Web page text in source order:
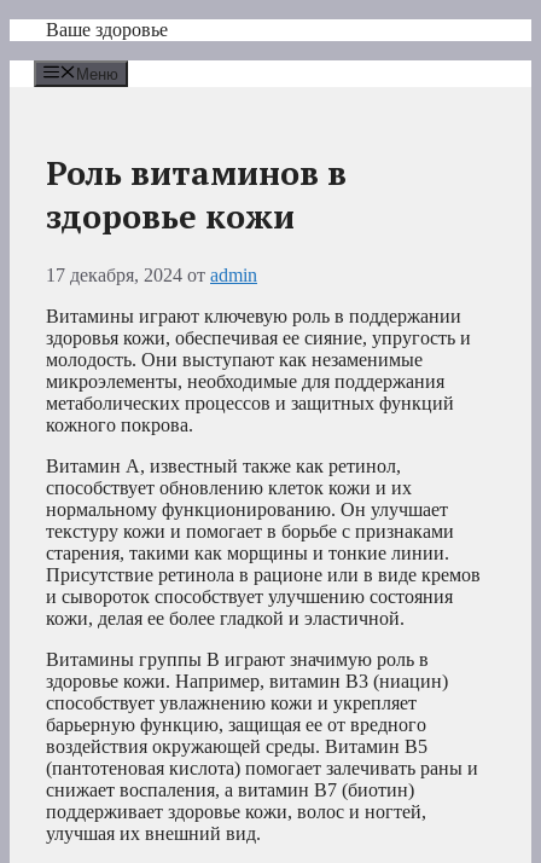
Перейти
содержимому
Ваше здоровье
Меню
Роль витаминов в
здоровье кожи
17 декабря, 2024 от admin
Витамины играют ключевую роль в поддержании
здоровья кожи, обеспечивая ее сияние, упругость и
молодость. Они выступают как незаменимые
микроэлементы, необходимые для поддержания
метаболических процессов и защитных функций
кожного покрова.
Витамин А, известный также как ретинол,
способствует обновлению клеток кожи и их
нормальному функционированию. Он улучшает
текстуру кожи и помогает в борьбе с признаками
старения, такими как морщины и тонкие линии.
Присутствие ретинола в рационе или в виде кремов
и сывороток способствует улучшению состояния
кожи, делая ее более гладкой и эластичной.
Витамины группы В играют значимую роль в
здоровье кожи. Например, витамин В3 (ниацин)
способствует увлажнению кожи и укрепляет
барьерную функцию, защищая ее от вредного
воздействия окружающей среды. Витамин В5
(пантотеновая кислота) помогает залечивать раны и
снижает воспаления, а витамин В7 (биотин)
поддерживает здоровье кожи, волос и ногтей,
улучшая их внешний вид.